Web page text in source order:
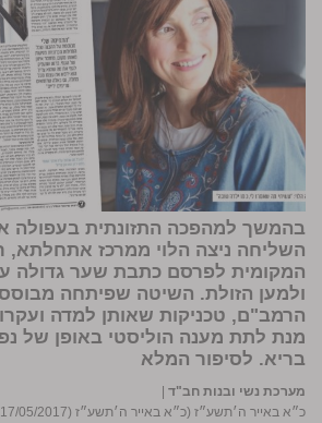
בהמשך למהפכה התזונתית בעפולה
השליחה ניצה הלוי ממרכז אתחלתא,
המקומית לפרסם כתבת שער גדולה
ולמען הזולת. השיטה שפיתחה
הרמב"ם, טכניקות שאותן למדה
מנת לתת מענה הוליסטי באופן של
בריא. לסיפור המלא
מערכת נשי ובנות חב"ד
כ״א באייר ה׳תשע״ז (כ״א באייר ה׳תשע״ז (17/05/2017))